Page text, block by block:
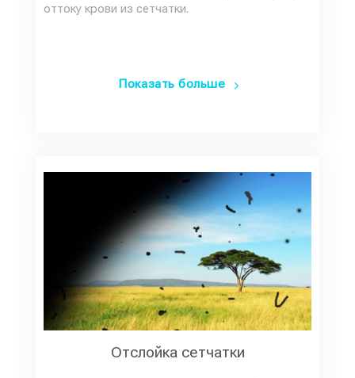
оттоку крови из сетчатки.
Показать больше
Отслойка сетчатки